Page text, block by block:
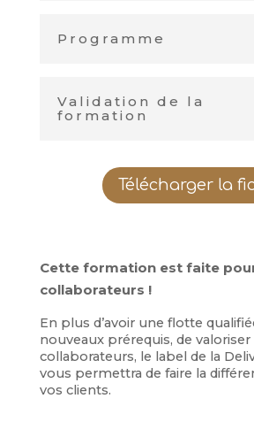
Programme
Validation de la
formation
Télécharger la
Cette formation est faite
collaborateurs !
En plus d’avoir une flotte
nouveaux prérequis, de
collaborateurs, le label de la
vous permettra de faire la
vos clients.